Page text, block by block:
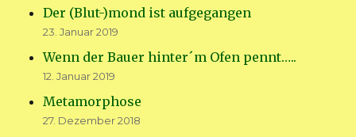
Der (Blut-)mond ist aufgegangen
23. Januar 2019
Wenn der Bauer hinter´m Ofen pennt…..
12. Januar 2019
Metamorphose
27. Dezember 2018